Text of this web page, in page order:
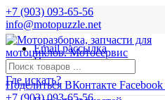
+7 (903) 093-65-56
info@motopuzzle.net
Email рассылка
Новости
Поделиться ВКонтакте Facebook
+7 (903) 093-65-56
Где искать?